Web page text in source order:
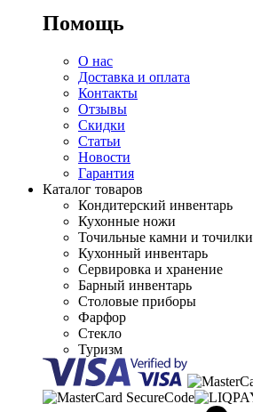
Помощь
О нас
Доставка и оплата
Контакты
Отзывы
Скидки
Статьи
Новости
Гарантия
Каталог товаров
Кондитерский инвентарь
Кухонные ножи
Точильные камни и точилки
Кухонный инвентарь
Сервировка и хранение
Барный инвентарь
Столовые приборы
Фарфор
Стекло
Туризм